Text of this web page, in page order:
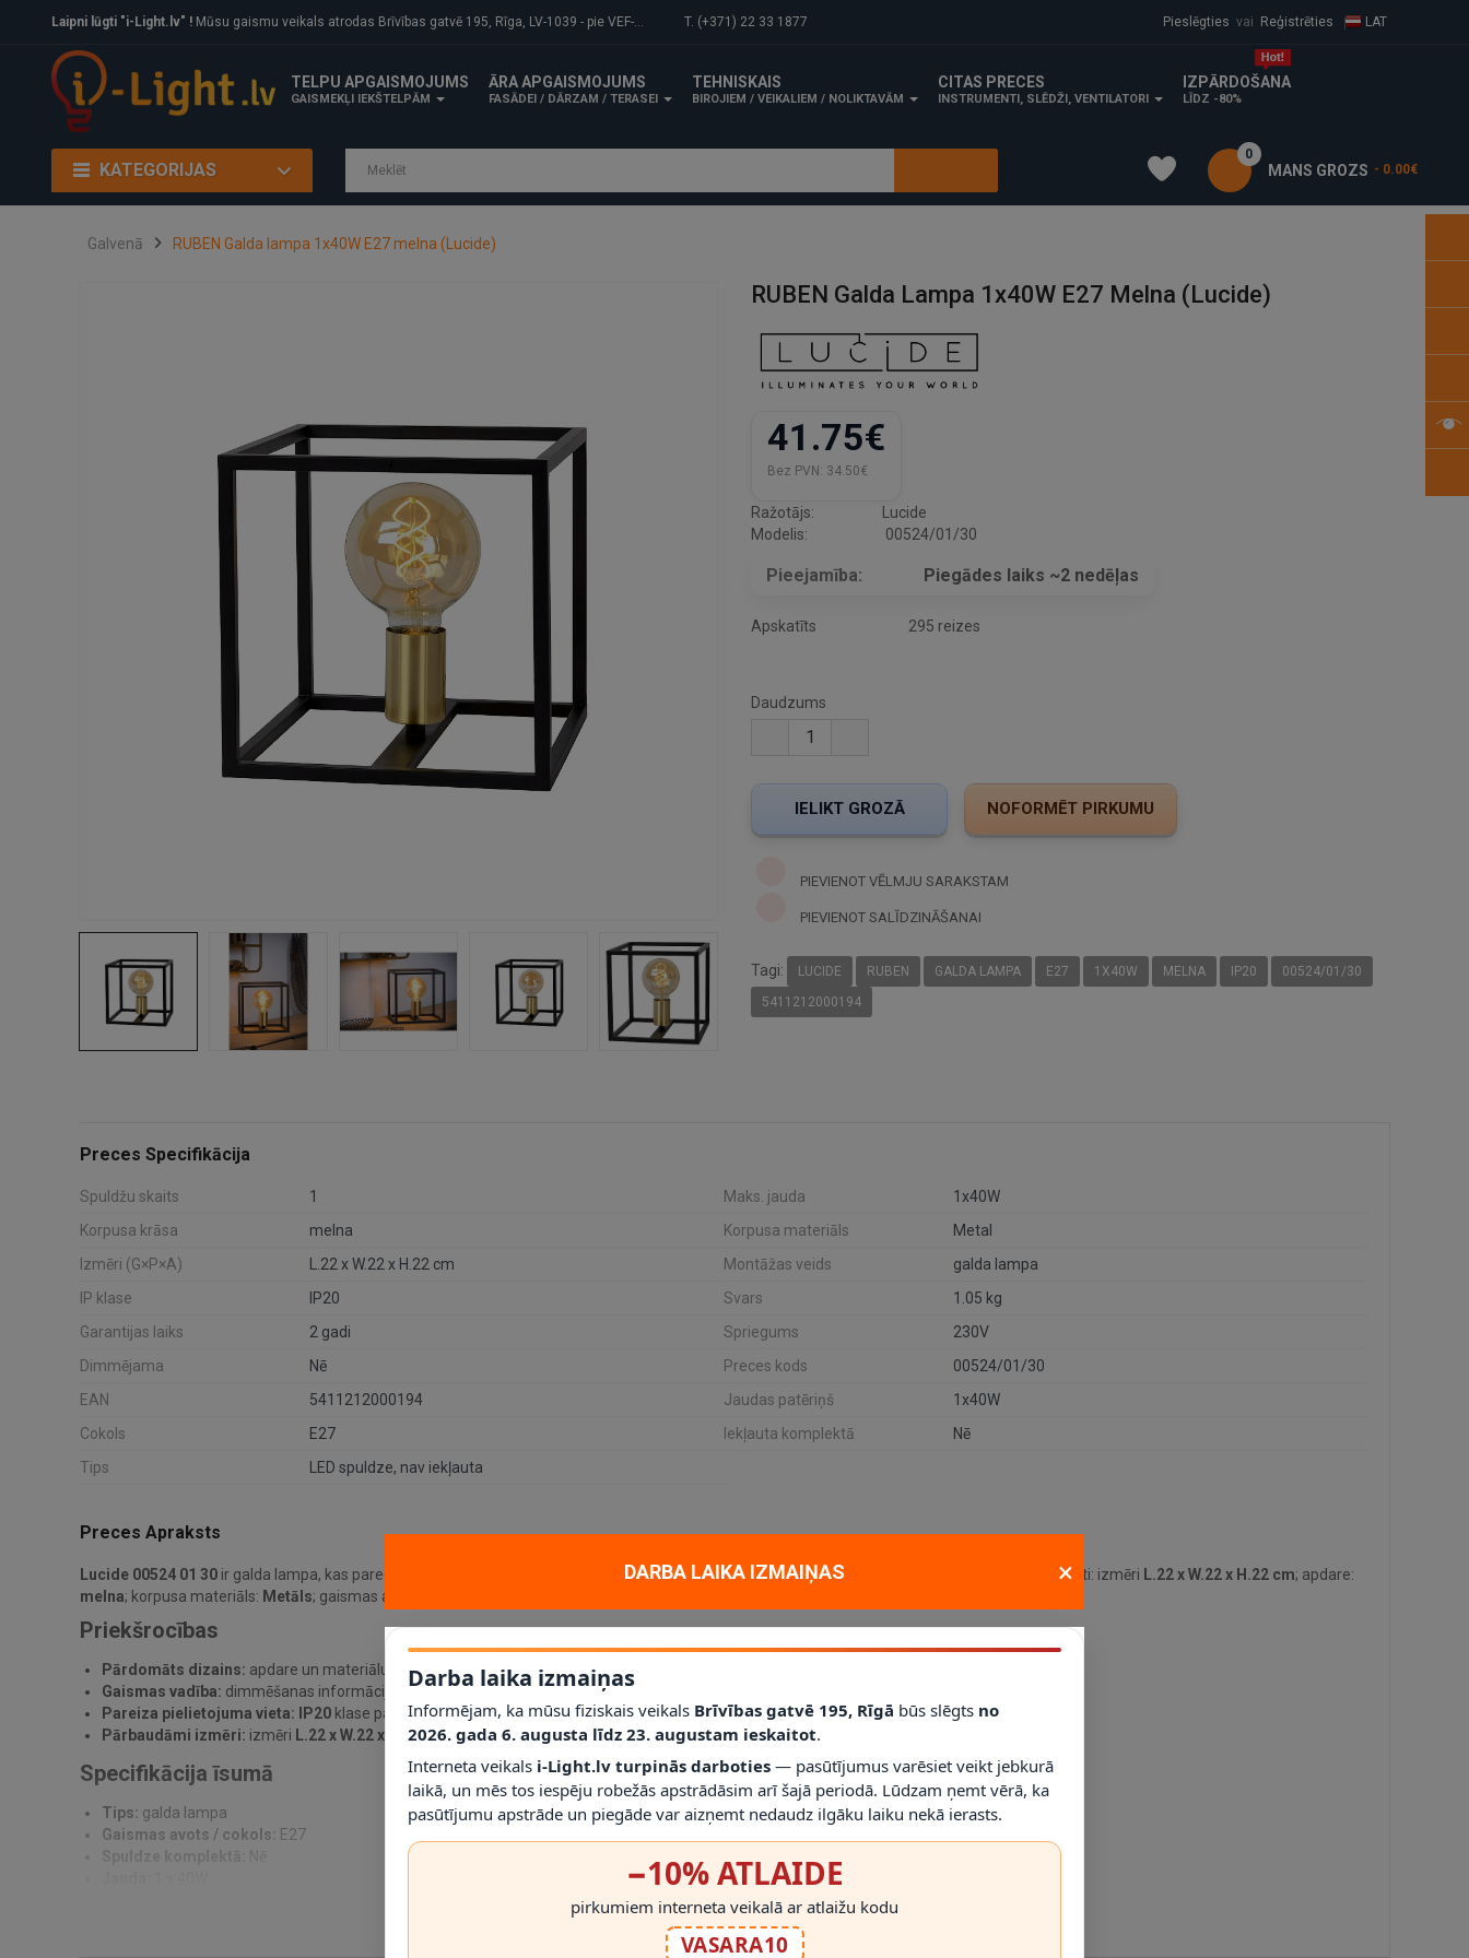
Laipni lūgti "i-Light.lv" ! Mūsu gaismu veikals atrodas Brīvības gatvē 195, Rīga, LV-1039 - pie VEF-Gaisa tilta. T. (+371) 22 33 1877 Pieslēgties vai Reģistrēties LAT
TELPU APGAISMOJUMS
GAISMEKĻI IEKŠTELPĀM
ĀRA APGAISMOJUMS
FASĀDEI / DĀRZAM / TERASEI
TEHNISKAIS
BIROJIEM / VEIKALIEM / NOLIKTAVĀM
CITAS PRECES
INSTRUMENTI, SLĒDŽI, VENTILATORI
IZPĀRDOŠANA
LĪDZ -80%
KATEGORIJAS MANS GROZS
0
- 0.00€
Galvenā RUBEN Galda lampa 1x40W E27 melna (Lucide)
RUBEN Galda Lampa 1x40W E27 Melna (Lucide)
41.75€
Bez PVN: 34.50€
Ražotājs:
Lucide
Modelis:
00524/01/30
Pieejamība: Piegādes laiks ~2 nedēļas
Apskatīts 295 reizes
Daudzums
PIEVIENOT VĒLMJU SARAKSTAM
PIEVIENOT SALĪDZINĀŠANAI
Tagi: LUCIDE RUBEN GALDA LAMPA E27 1X40W MELNA IP20
00524/01/30
5411212000194
Preces Specifikācija
Spuldžu skaits 1 Maks. jauda
1x40W
Korpusa krāsa
melna Korpusa materiāls
Metal
Izmēri (G×P×A)
L.22 x W.22 x H.22 cm Montāžas veids
galda lampa
IP klase
IP20 Svars
1.05 kg
Garantijas laiks
2 gadi Spriegums
230V
Dimmējama
Nē Preces kods
00524/01/30
EAN
5411212000194 Jaudas patēriņš
1x40W
Cokols
E27 Iekļauta komplektā
Nē
Tips
LED spuldze, nav iekļauta
Preces Apraksts
Lucide 00524 01 30 ir galda lampa, kas paredzēta praktiskam un dekoratīvam apgaismojumam mājoklī, dzīvoklī vai projektā. Galvenie tehniskie dati: izmēri L.22 x W.22 x H.22 cm; apdare:
melna; korpusa materiāls: Metāls; gaismas avots / cokols
Priekšrocības
Pārdomāts dizains: apdare un materiālu kombinācija palīdz šim modelim iederēties mūsdienīgā interjerā.
Gaismas vadība: dimmēšanas informācija norādīta kā Nē; vienmēr izmantojiet saderīgas spuldzes un dimmerus.
Pareiza pielietojuma vieta:
IP20 klase palīdz noteikt, kur gaismekli drīkst droši izmantot.
Pārbaudāmi izmēri: izmēri L.22 x W.22 x H.22 cmļauj pirms montāžas novērtēt proporcijas un novietojumu.
Specifikācija īsumā
Tips: galda lampa
Gaismas avots / cokols: E27
RĀDĪT VAIRĀK
DARBA LAIKA IZMAIŅAS ×
Darba laika izmaiņas
Informējam, ka mūsu fiziskais veikals Brīvības gatvē 195, Rīgā būs slēgts no
2026. gada 6. augusta līdz 23. augustam ieskaitot.
Interneta veikals i-Light.lv turpinās darboties — pasūtījumus varēsiet veikt jebkurā
laikā, un mēs tos iespēju robežās apstrādāsim arī šajā periodā. Lūdzam ņemt vērā, ka
pasūtījumu apstrāde un piegāde var aizņemt nedaudz ilgāku laiku nekā ierasts.
−10% ATLAIDE
pirkumiem interneta veikalā ar atlaižu kodu
VASARA10